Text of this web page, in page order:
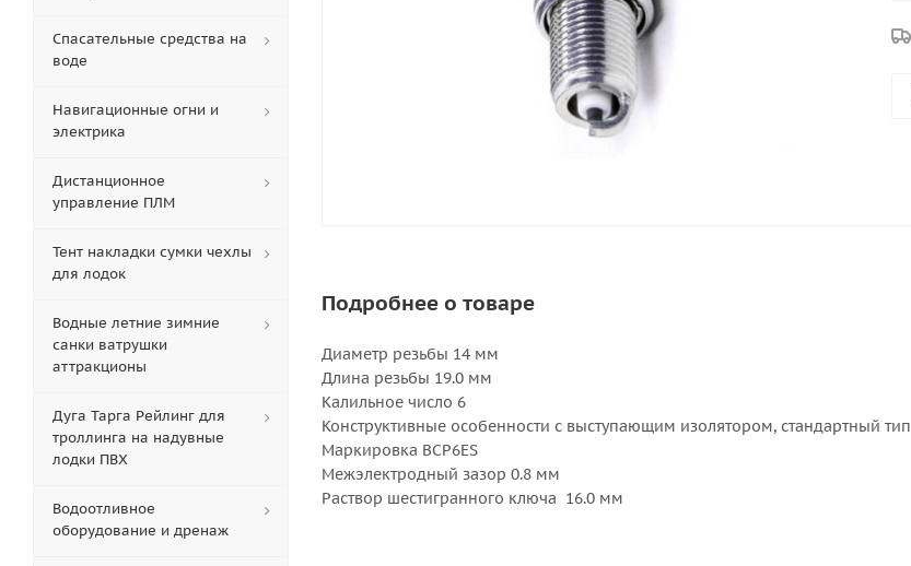
Подробнее о товаре
Диаметр резьбы 14 мм
Длина резьбы 19.0 мм
Калильное число 6
Конструктивные особенности с выступающим изолятором, стандартный тип
Маркировка BCP6ES
Межэлектродный зазор 0.8 мм
Раствор шестигранного ключа 16.0 мм
Спасательные средства на
воде
Навигационные огни и
электрика
Дистанционное
управление ПЛМ
Тент накладки сумки чехлы
для лодок
Водные летние зимние
санки ватрушки
аттракционы
Дуга Тарга Рейлинг для
троллинга на надувные
лодки ПВХ
Водоотливное
оборудование и дренаж